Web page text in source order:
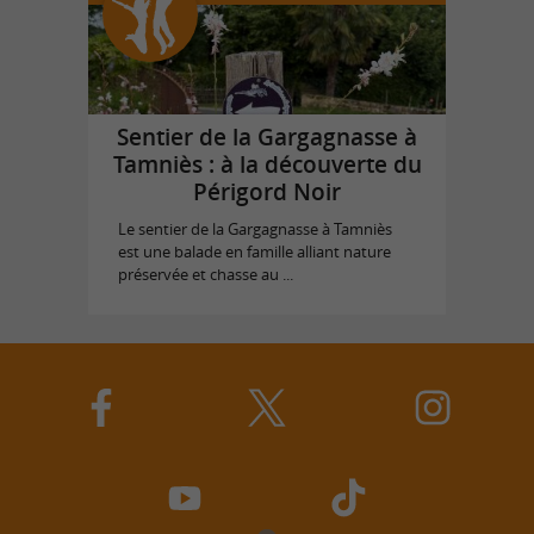
Sentier de la Gargagnasse à
Tamniès : à la découverte du
Périgord Noir
Le sentier de la Gargagnasse à Tamniès
est une balade en famille alliant nature
préservée et chasse au ...